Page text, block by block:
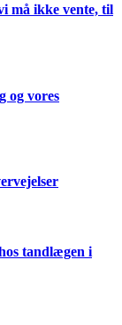
må ikke vente, til
og vores
tandlægen i